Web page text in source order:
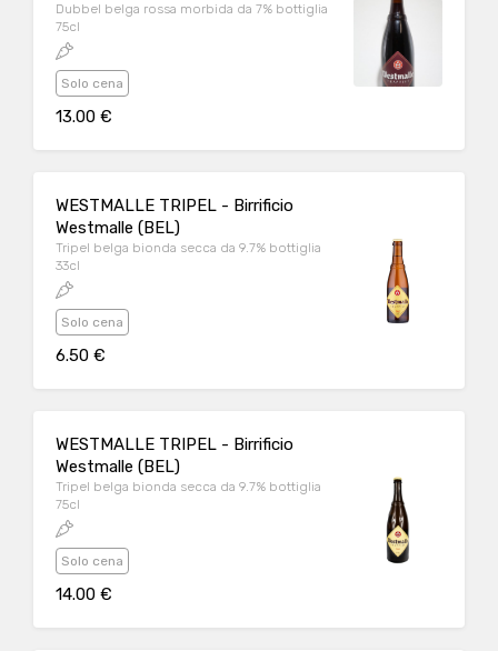
Dubbel belga rossa morbida da 7% bottiglia
75cl
Solo cena
13.00 €
WESTMALLE TRIPEL - Birrificio
Westmalle (BEL)
Tripel belga bionda secca da 9.7% bottiglia
33cl
Solo cena
6.50 €
WESTMALLE TRIPEL - Birrificio
Westmalle (BEL)
Tripel belga bionda secca da 9.7% bottiglia
75cl
Solo cena
14.00 €